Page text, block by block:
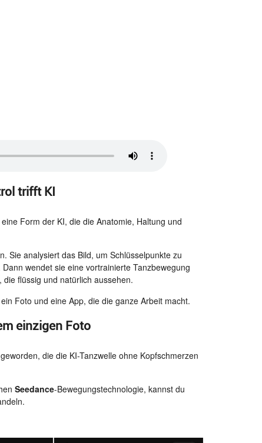
trifft KI
Form der KI, die die Anatomie, Haltung und
Sie analysiert das Bild, um Schlüsselpunkte zu
wendet sie eine vortrainierte Tanzbewegung
flüssig und natürlich aussehen.
Foto und eine App, die die ganze Arbeit macht.
einzigen Foto
die die KI-Tanzwelle ohne Kopfschmerzen
Seedance-Bewegungstechnologie, kannst du